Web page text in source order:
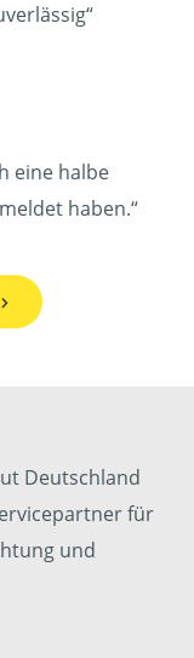
eine halbe
haben.“
Deutschland
für
und